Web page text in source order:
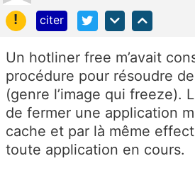
!
citer
Un hotliner free m’avait
procédure pour résoudre
(genre l’image qui freeze).
de fermer une application
cache et par là même
toute application en cours.